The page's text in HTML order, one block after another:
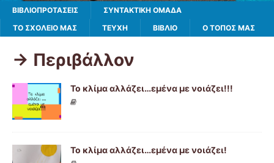
ΒΙΒΛΙΟΠΡΟΤΑΣΕΙΣ
ΣΥΝΤΑΚΤΙΚΗ ΟΜΑΔΑ
ΤΟ ΣΧΟΛΕΙΟ ΜΑΣ
ΤΕΥΧΗ ΒΙΒΛΊΟ Ο ΤΌΠΟΣ ΜΑΣ
-> Περιβάλλον
Το κλίμα αλλάζει…εμένα με νοιάζει!!!
Το κλίμα αλλάζει…εμένα με νοιάζει!